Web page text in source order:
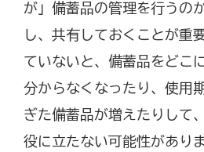
が」備蓄品の管理を行うの
し、共有しておくことが重
ていないと、備蓄品をどこ
分からなくなったり、使用
ぎた備蓄品が増えたりして
役に立たない可能性がありま